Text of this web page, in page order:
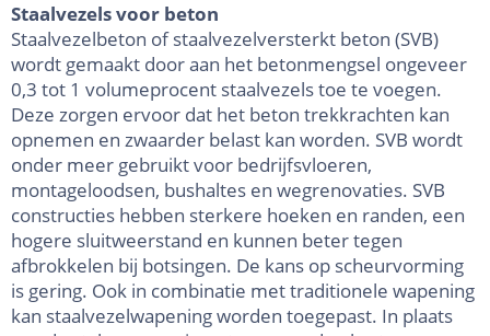
Staalvezels voor beton
Staalvezelbeton of staalvezelversterkt beton (SVB)
wordt gemaakt door aan het betonmengsel ongeveer
0,3 tot 1 volumeprocent staalvezels toe te voegen.
Deze zorgen ervoor dat het beton trekkrachten kan
opnemen en zwaarder belast kan worden. SVB wordt
onder meer gebruikt voor bedrijfsvloeren,
montageloodsen, bushaltes en wegrenovaties. SVB
constructies hebben sterkere hoeken en randen, een
hogere sluitweerstand en kunnen beter tegen
afbrokkelen bij botsingen. De kans op scheurvorming
is gering. Ook in combinatie met traditionele wapening
kan staalvezelwapening worden toegepast. In plaats